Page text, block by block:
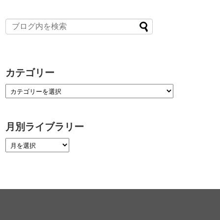
カテゴリー
月別ライブラリー